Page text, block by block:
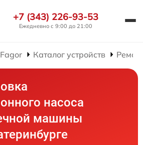
+7 (343) 226-93-53
Ежедневно с 9:00 до 21:00
Каталог устройств
насоса
машины